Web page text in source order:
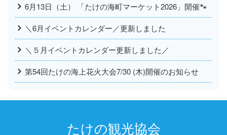
6月13日（土） 「たけの海町マーケット2026」開催🐾
＼6月イベントカレンダー／更新しました
＼５月イベントカレンダー更新しました／
第54回たけの海上花火大会7/30 (木)開催のお知らせ
たけの観光協会